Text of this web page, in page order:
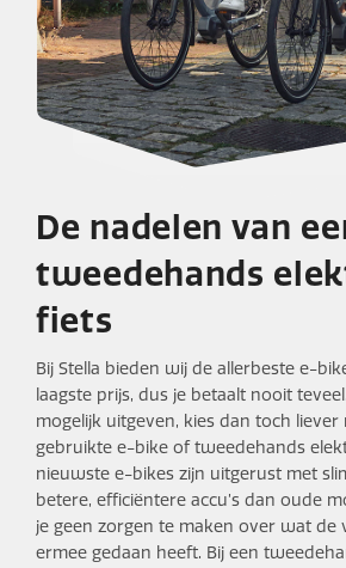
De nadelen van
tweedehands
fiets
Bij Stella bieden wij de allerbeste e-
laagste prijs, dus je betaalt nooit
mogelijk uitgeven, kies dan toch
gebruikte e-bike of tweedehands
nieuwste e-bikes zijn uitgerust met
betere, efficiëntere accu’s dan oude
je geen zorgen te maken over wat de
ermee gedaan heeft. Bij een